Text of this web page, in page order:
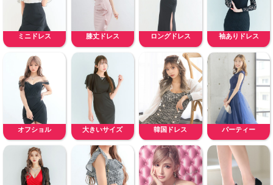
ミニドレス 膝丈ドレス ロングドレス 袖ありドレス
オフショル 大きいサイズ 韓国ドレス パーティー